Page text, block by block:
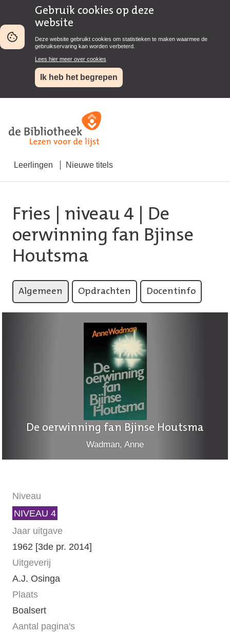
Gebruik cookies op deze
website
Deze website gebruikt cookies om statistieken te maken waarmee de
gebruikservaring kan worden verbeterd.
Lees hier meer over cookies
Ik heb het begrepen
Leerlingen Nieuwe titels
Fries niveau 4 | De
oerwinning fan Bjinse
Houtsma
Algemeen Opdrachten Docentinfo
De oerwinning fan Bjinse Houtsma
Wadman, Anne
Niveau
NIVEAU 4
Jaar uitgave
1962 [3de pr. 2014]
Uitgeverij
A.J. Osinga
Plaats
Boalsert
Aantal pagina's